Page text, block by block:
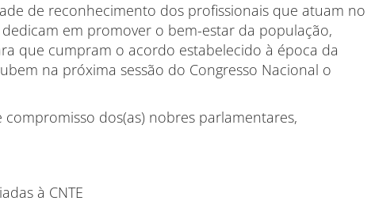
de reconhecimento dos profissionais que atuam no
em promover o bem-estar da população,
que cumpram o acordo estabelecido à época da
na próxima sessão do Congresso Nacional o
dos(as) nobres parlamentares,
à CNTE